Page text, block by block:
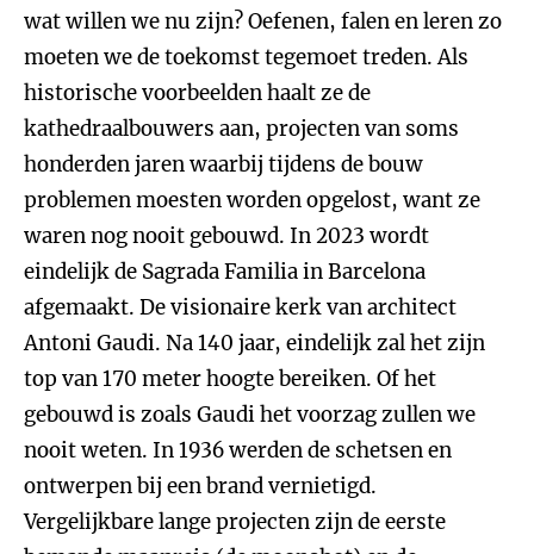
wat willen we nu zijn? Oefenen, falen en leren zo
moeten we de toekomst tegemoet treden. Als
historische voorbeelden haalt ze de
kathedraalbouwers aan, projecten van soms
honderden jaren waarbij tijdens de bouw
problemen moesten worden opgelost, want ze
waren nog nooit gebouwd. In 2023 wordt
eindelijk de Sagrada Familia in Barcelona
afgemaakt. De visionaire kerk van architect
Antoni Gaudi. Na 140 jaar, eindelijk zal het zijn
top van 170 meter hoogte bereiken. Of het
gebouwd is zoals Gaudi het voorzag zullen we
nooit weten. In 1936 werden de schetsen en
ontwerpen bij een brand vernietigd.
Vergelijkbare lange projecten zijn de eerste